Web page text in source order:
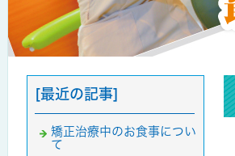
[最近の記事]
矯正治療中のお食事につい
て